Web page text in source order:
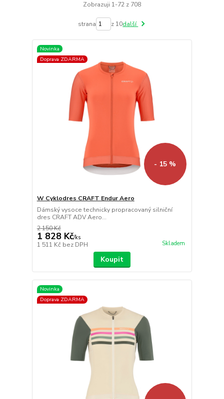
Zobrazuji 1-72 z 708
strana z 10další
Novinka
Doprava ZDARMA
- 15 %
W Cyklodres CRAFT Endur Aero
Dámský vysoce technicky propracovaný silniční
dres CRAFT ADV Aero...
2 150 Kč
1 828 Kč/ks
1 511 Kč bez DPH Skladem
Koupit
Novinka
Doprava ZDARMA